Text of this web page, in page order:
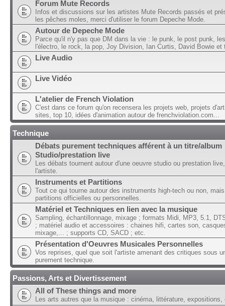
Forum Mute Records
Infos et discussions sur les artistes Mute Records passés et
les pêches moles, merci d'utiliser le forum Depeche Mode.
Autour de Depeche Mode
Parce qu'il n'y pas que DM dans la vie : le punk, le post punk,
l'électro, le rock, la pop, Joy Division, Ian Curtis, David Bowie et
Live Audio
Live Vidéo
L'atelier de French Violation
C'est dans ce forum qu'on recensera les projets web, projets
sites, top 10, idées d'animation autour de frenchviolation.com...
Technique
Débats purement techniques afférent à un titre/album
Studio/prestation live
Les débats tournent autour d'une oeuvre studio ou prestation
l'artiste.
Instruments et Partitions
Tout ce qui tourne autour des instruments high-tech ou non,
partitions officielles ou personnelles.
Matériel et Techniques en lien avec la musique
Sampling, échantillonnage, mixage ; formats Midi, MP3, 5.1,
; matériel audio et accessoires : chaines hifi, cartes son,
mixage,... ; supports CD, SACD ; etc.
Présentation d'Oeuvres Musicales Personnelles
Vos reprises, quel que soit l'artiste amenant des critiques sous
purement technique.
Passions, Arts et Divertissement
All of These things and more
Les arts autres que la musique : cinéma, littérature, expositions,